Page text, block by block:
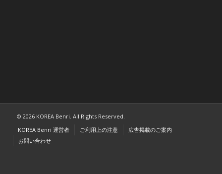
© 2026 KOREA Benri. All Rights Reserved.
KOREA Benri 運営者
ご利用上の注意
広告掲載のご案内
お問い合わせ